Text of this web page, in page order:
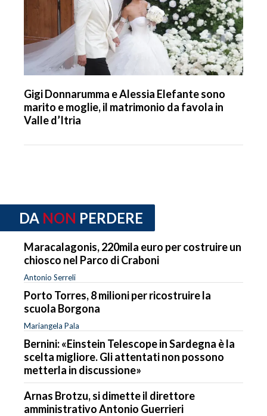
Gigi Donnarumma e Alessia Elefante sono
marito e moglie, il matrimonio da favola in
Valle d’Itria
DA NON PERDERE
Maracalagonis, 220mila euro per costruire un
chiosco nel Parco di Craboni
Antonio Serreli
Porto Torres, 8 milioni per ricostruire la
scuola Borgona
Mariangela Pala
Bernini: «Einstein Telescope in Sardegna è la
scelta migliore. Gli attentati non possono
metterla in discussione»
Arnas Brotzu, si dimette il direttore
amministrativo Antonio Guerrieri